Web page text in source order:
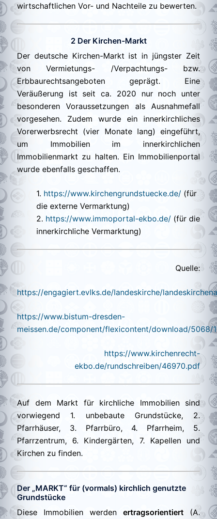
wirtschaftlichen Vor- und Nachteile zu bewerten.
2 Der Kirchen-Markt
Der deutsche Kirchen-Markt ist in jüngster Zeit
von Vermietungs- /Verpachtungs- bzw.
Erbbaurechtsangeboten geprägt. Eine
Veräußerung ist seit ca. 2020 nur noch unter
besonderen Voraussetzungen als Ausnahmefall
vorgesehen. Zudem wurde ein innerkirchliches
Vorerwerbsrecht (vier Monate lang) eingeführt,
um Immobilien im innerkirchlichen
Immobilienmarkt zu halten. Ein Immobilienportal
wurde ebenfalls geschaffen.
1. https://www.kirchengrundstuecke.de/ (für
die externe Vermarktung)
2. https://www.immoportal-ekbo.de/ (für die
innerkirchliche Vermarktung)
Quelle:
https://engagiert.evlks.de/landeskirche/
https://www.bistum-dresden-
meissen.de/component/flexicontent/download/5068/
https://www.kirchenrecht-
ekbo.de/rundschreiben/46970.pdf
Auf dem Markt für kirchliche Immobilien sind
vorwiegend 1. unbebaute Grundstücke, 2.
Pfarrhäuser, 3. Pfarrbüro, 4. Pfarrheim, 5.
Pfarrzentrum, 6. Kindergärten, 7. Kapellen und
Kirchen zu finden.
Der „MARKT“ für (vormals) kirchlich genutzte
Grundstücke
Diese Immobilien werden ertragsorientiert (A.